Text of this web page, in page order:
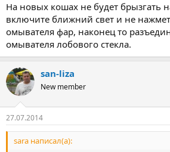
На новых кошах не будет брызгать
включите ближний свет и не
омывателя фар, наконец то
омывателя лобового стекла.
san-liza
New member
27.07.2014
sara написал(а):